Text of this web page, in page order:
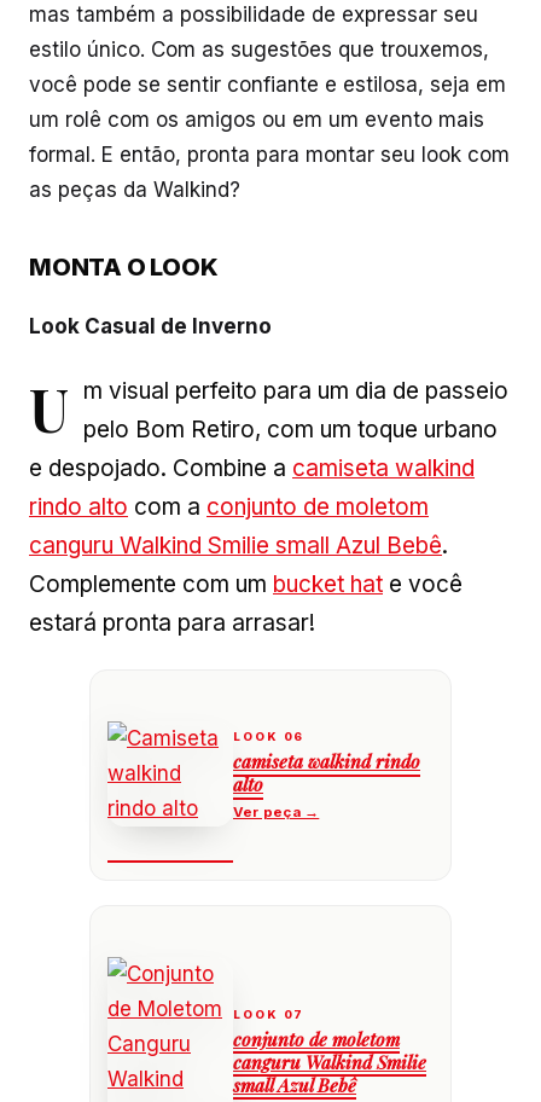
mas também a possibilidade de expressar seu
estilo único. Com as sugestões que trouxemos,
você pode se sentir confiante e estilosa, seja em
um rolê com os amigos ou em um evento mais
formal. E então, pronta para montar seu look com
as peças da Walkind?
MONTA O LOOK
Look Casual de Inverno
U
m visual perfeito para um dia de passeio
pelo Bom Retiro, com um toque urbano
e despojado. Combine a camiseta walkind
rindo alto com a conjunto de moletom
canguru Walkind Smilie small Azul Bebê.
Complemente com um bucket hat e você
estará pronta para arrasar!
camiseta walkind rindo
alto
conjunto de moletom
canguru Walkind Smilie
small Azul Bebê